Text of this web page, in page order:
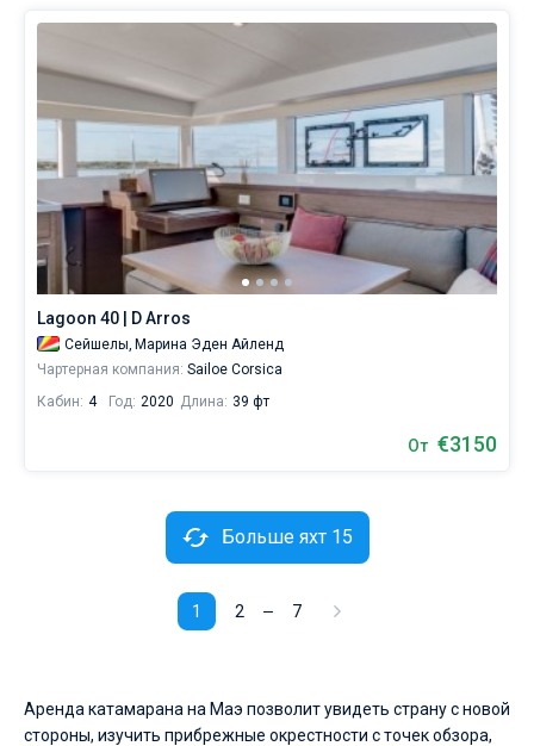
Lagoon 40 | D Arros
Сейшелы, Марина Эден Айленд
Чартерная компания: Sailoe Corsica
Кабин: 4 Год: 2020 Длина: 39 фт
От €3150
1 2 7
Больше яхт 15
Аренда катамарана на Маэ позволит увидеть страну с новой
стороны, изучить прибрежные окрестности с точек обзора,